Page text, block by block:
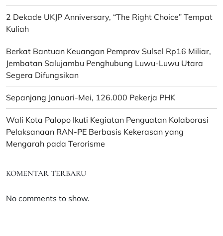
Ul
Haq
2 Dekade UKJP Anniversary, “The Right Choice” Tempat
Kuliah
Berkat Bantuan Keuangan Pemprov Sulsel Rp16 Miliar,
Jembatan Salujambu Penghubung Luwu-Luwu Utara
Segera Difungsikan
Sepanjang Januari-Mei, 126.000 Pekerja PHK
Wali Kota Palopo Ikuti Kegiatan Penguatan Kolaborasi
Pelaksanaan RAN-PE Berbasis Kekerasan yang
Mengarah pada Terorisme
KOMENTAR TERBARU
No comments to show.